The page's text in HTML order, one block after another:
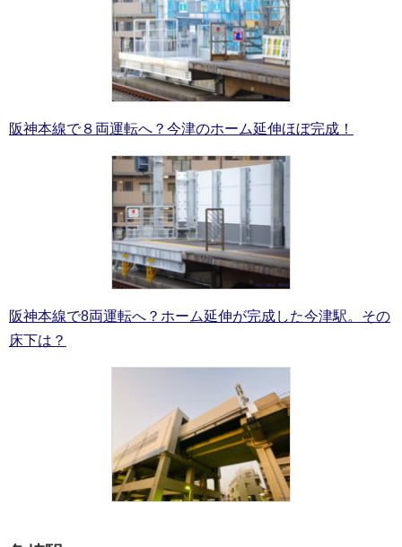
阪神本線で８両運転へ？今津のホーム延伸ほぼ完成！
阪神本線で8両運転へ？ホーム延伸が完成した今津駅。その
床下は？